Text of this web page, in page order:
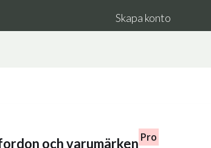
Skapa konto
och varumärken Pro